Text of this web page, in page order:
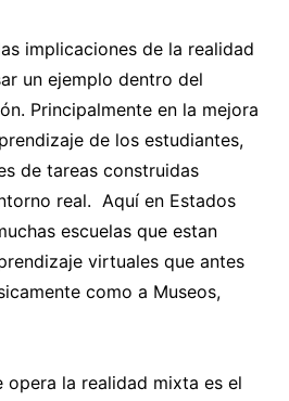
implicaciones de la realidad
un ejemplo dentro del
Principalmente en la mejora
de los estudiantes,
de tareas construidas
real. Aquí en Estados
escuelas que estan
virtuales que antes
como a Museos,
opera la realidad mixta es el